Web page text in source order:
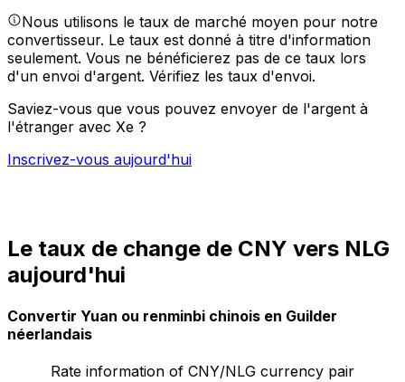
Nous utilisons le taux de marché moyen pour notre
convertisseur. Le taux est donné à titre d'information
seulement. Vous ne bénéficierez pas de ce taux lors
d'un envoi d'argent. Vérifiez les taux d'envoi.
Saviez-vous que vous pouvez envoyer de l'argent à
l'étranger avec Xe ?
Inscrivez-vous aujourd'hui
Le taux de change de CNY vers NLG
aujourd'hui
Convertir Yuan ou renminbi chinois en Guilder
néerlandais
Rate information of CNY/NLG currency pair